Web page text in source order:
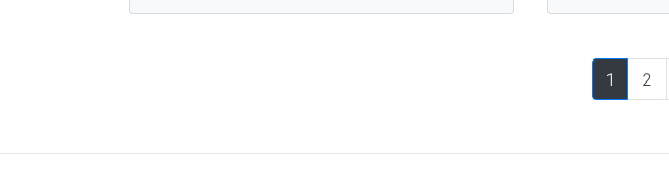
1 2